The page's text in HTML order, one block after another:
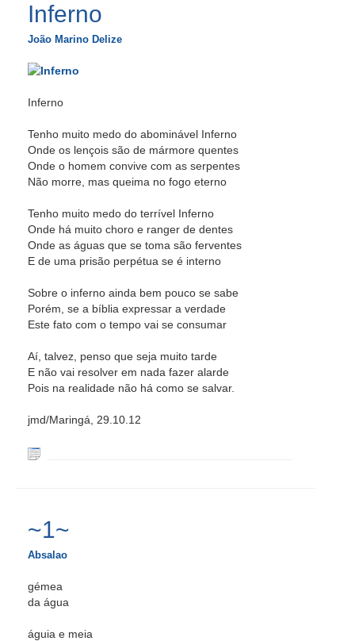
Inferno
João Marino Delize
Inferno
Tenho muito medo do abominável Inferno
Onde os lençois são de mármore quentes
Onde o homem convive com as serpentes
Não morre, mas queima no fogo eterno
Tenho muito medo do terrível Inferno
Onde há muito choro e ranger de dentes
Onde as águas que se toma são ferventes
E de uma prisão perpétua se é interno
Sobre o inferno ainda bem pouco se sabe
Porém, se a bíblia expressar a verdade
Este fato com o tempo vai se consumar
Aí, talvez, penso que seja muito tarde
E não vai resolver em nada fazer alarde
Pois na realidade não há como se salvar.
jmd/Maringá, 29.10.12
~1~
Absalao
gémea
da água
águia e meia